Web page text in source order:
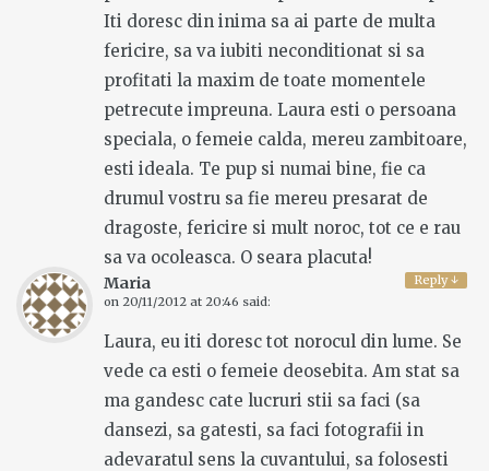
Iti doresc din inima sa ai parte de multa
fericire, sa va iubiti neconditionat si sa
profitati la maxim de toate momentele
petrecute impreuna. Laura esti o persoana
speciala, o femeie calda, mereu zambitoare,
esti ideala. Te pup si numai bine, fie ca
drumul vostru sa fie mereu presarat de
dragoste, fericire si mult noroc, tot ce e rau
sa va ocoleasca. O seara placuta!
Reply↓
Maria
on 20/11/2012 at 20:46 said:
Laura, eu iti doresc tot norocul din lume. Se
vede ca esti o femeie deosebita. Am stat sa
ma gandesc cate lucruri stii sa faci (sa
dansezi, sa gatesti, sa faci fotografii in
adevaratul sens la cuvantului, sa folosesti